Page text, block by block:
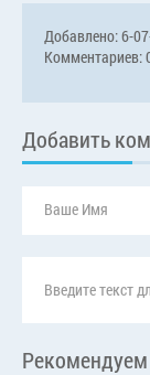
Добавлено: 6-
Комментариев:
Добавить